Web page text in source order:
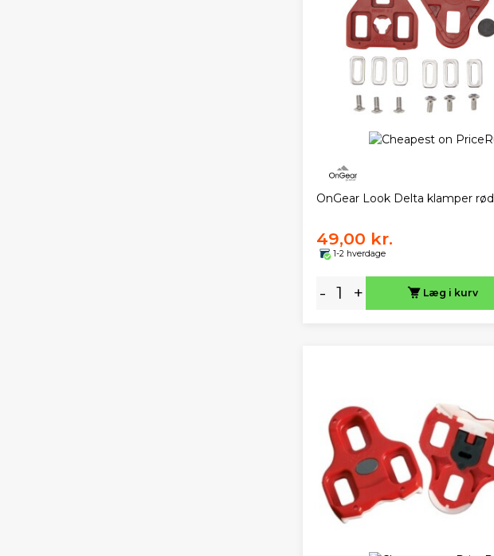
OnGear Look Delta klamper rød
49,00 kr.
1-2 hverdage
- + Læg i kurv